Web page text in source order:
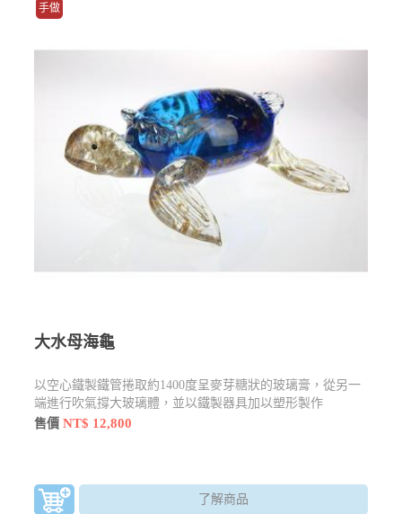
手做
大水母海龜
以空心鐵製鐵管捲取約1400度呈麥芽糖狀的玻璃膏，從另一
端進行吹氣撐大玻璃體，並以鐵製器具加以塑形製作
售價NT$ 12,800
了解商品